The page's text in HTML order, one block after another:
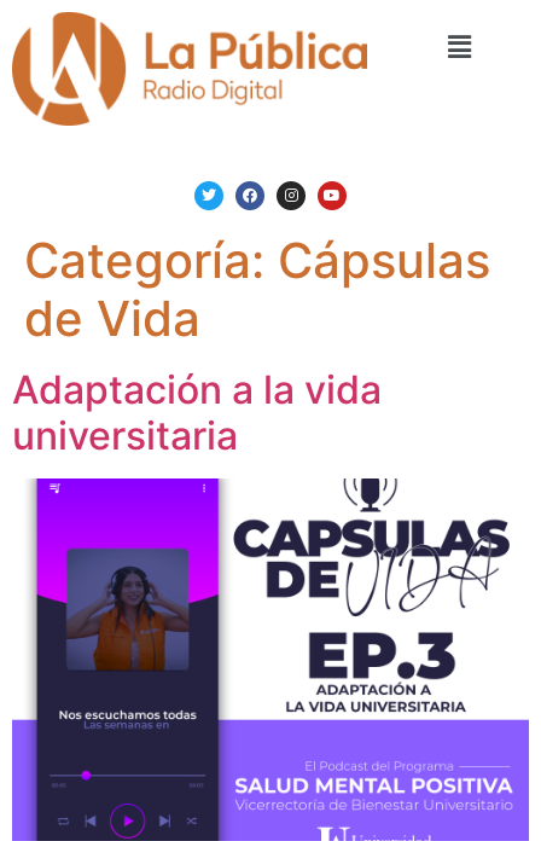
Categoría: Cápsulas
de Vida
Adaptación a la vida
universitaria